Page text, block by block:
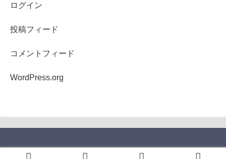
ログイン
投稿フィード
コメントフィード
WordPress.org